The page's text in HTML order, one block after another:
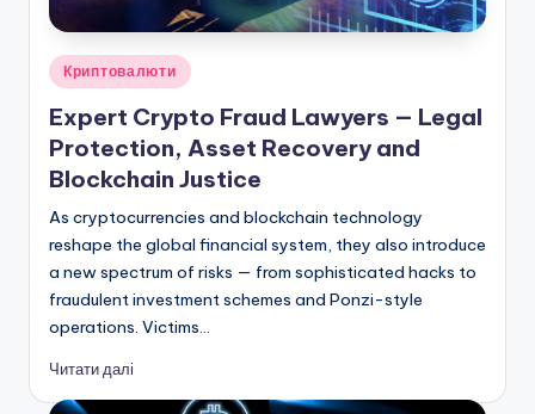
Опубліковано
Криптовалюти
Expert Crypto Fraud Lawyers — Legal
Protection, Asset Recovery and
Blockchain Justice
As cryptocurrencies and blockchain technology
reshape the global financial system, they also introduce
a new spectrum of risks — from sophisticated hacks to
fraudulent investment schemes and Ponzi-style
operations. Victims…
Читати далі